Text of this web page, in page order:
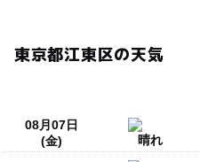
東京都江東区の天気
08月07日
(金)
晴れ